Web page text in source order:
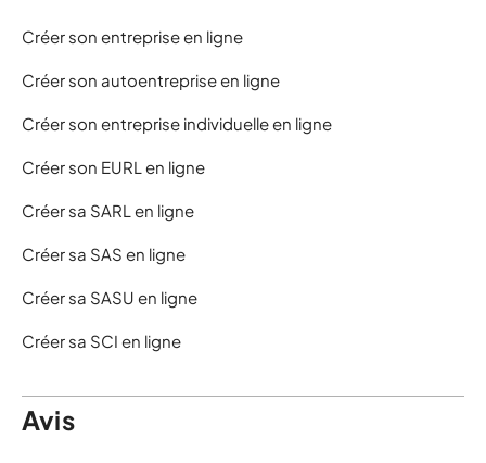
Créer son entreprise en ligne
Créer son autoentreprise en ligne
Créer son entreprise individuelle en ligne
Créer son EURL en ligne
Créer sa SARL en ligne
Créer sa SAS en ligne
Créer sa SASU en ligne
Créer sa SCI en ligne
Avis